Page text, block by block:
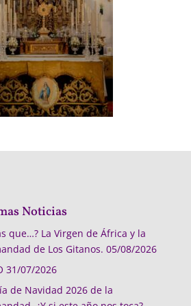
Noticias
que…? La Virgen de África y la
de Los Gitanos. 05/08/2026
31/07/2026
de Navidad 2026 de la